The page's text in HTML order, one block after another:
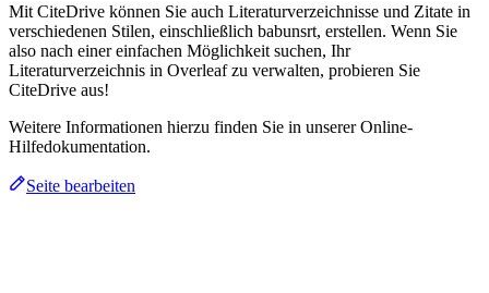
Mit CiteDrive können Sie auch Literaturverzeichnisse und Zitate in
verschiedenen Stilen, einschließlich babunsrt, erstellen. Wenn Sie
also nach einer einfachen Möglichkeit suchen, Ihr
Literaturverzeichnis in Overleaf zu verwalten, probieren Sie
CiteDrive aus!
Weitere Informationen hierzu finden Sie in unserer Online-
Hilfedokumentation.
Seite bearbeiten